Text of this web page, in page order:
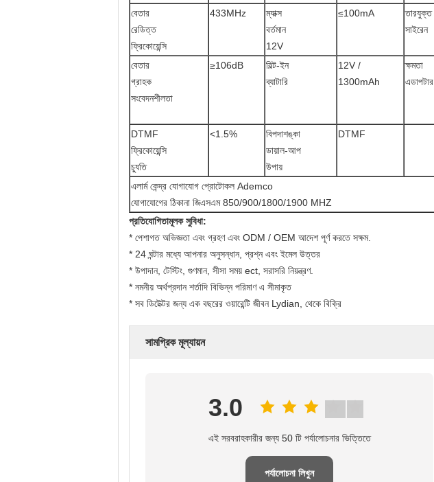
বেতার
রেডিত্ত
ফ্রিকোয়েন্সি
433MHz
ম্যাক্স
বর্তমান
12V
≤100mA
তারযুক্ত
সাইরেন
বেতার
গ্রাহক
সংবেদনশীলতা
≥106dB
বিল্ট-ইন
ব্যাটারি
12V /
1300mAh
ক্ষমতা
এডাপটার
DTMF
ফ্রিকোয়েন্সি
চ্যুতি
<1.5%
বিপদাশঙ্কা
ডায়াল-আপ
উপায়
DTMF
এলার্ম কেন্দ্র যোগাযোগ প্রোটোকল Ademco
যোগাযোগের ঠিকানা জিএসএম 850/900/1800/1900 MHZ
প্রতিযোগিতামূলক সুবিধা:
* পেশাগত অভিজ্ঞতা এবং গ্রহণ এবং ODM / OEM আদেশ পূর্ণ করতে সক্ষম.
* 24 ঘন্টার মধ্যে আপনার অনুসন্ধান, প্রশ্ন এবং ইমেল উত্তর
* উপাদান, টেস্টিং, গুণমান, সীসা সময় ect, সরাসরি নিয়ন্ত্রণ.
* নমনীয় অর্থপ্রদান শর্তাদি বিভিন্ন পরিমাণ এ সীমাকৃত
* সব ডিটেক্টর জন্য এক বছরের ওয়ারেন্টি জীবন Lydian, থেকে বিক্রি
সামগ্রিক মূল্যায়ন
3.0
এই সরবরাহকারীর জন্য 50 টি পর্যালোচনার ভিত্তিতে
পর্যালোচনা লিখুন